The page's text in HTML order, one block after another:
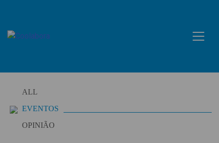
content
ALL
EVENTOS
OPINIÃO